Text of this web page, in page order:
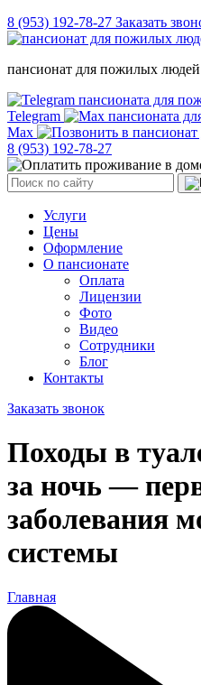
8 (953) 192-78-27 Заказать
пансионат для пожилых людей
Telegram
Max
8 (953) 192-78-27
Услуги
Цены
Оформление
О пансионате
Оплата
Лицензии
Фото
Видео
Сотрудники
Блог
Контакты
Заказать звонок
Походы в
за ночь —
заболевания
системы
Главная